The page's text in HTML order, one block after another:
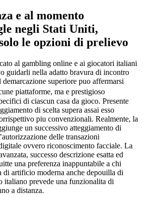
e al momento
negli Stati Uniti,
le opzioni di prelievo
al gambling online e ai giocatori italiani
guidarli nella adatto bravura di incontro
superiore puo affermarsi
piattaforme, ma e prestigioso
di ciascun casa da gioco. Presente
di scelta supera assai esso
piu convenzionali. Realmente, la
un successivo atteggiamento di
delle transazioni
ovvero riconoscimento facciale. La
successo descrizione esatta ed
una preferenza inappuntabile a chi
di artificio moderna anche depouilla di
italiano prevede una funzionalita di
a distanza.